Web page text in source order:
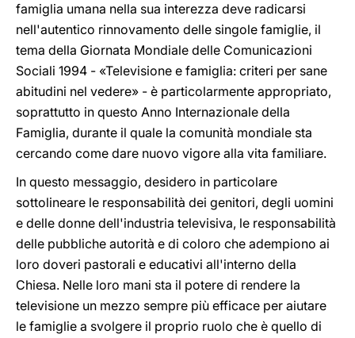
famiglia umana nella sua interezza deve radicarsi
nell'autentico rinnovamento delle singole famiglie, il
tema della Giornata Mondiale delle Comunicazioni
Sociali 1994 - «Televisione e famiglia: criteri per sane
abitudini nel vedere» - è particolarmente appropriato,
soprattutto in questo Anno Internazionale della
Famiglia, durante il quale la comunità mondiale sta
cercando come dare nuovo vigore alla vita familiare.
In questo messaggio, desidero in particolare
sottolineare le responsabilità dei genitori, degli uomini
e delle donne dell'industria televisiva, le responsabilità
delle pubbliche autorità e di coloro che adempiono ai
loro doveri pastorali e educativi all'interno della
Chiesa. Nelle loro mani sta il potere di rendere la
televisione un mezzo sempre più efficace per aiutare
le famiglie a svolgere il proprio ruolo che è quello di